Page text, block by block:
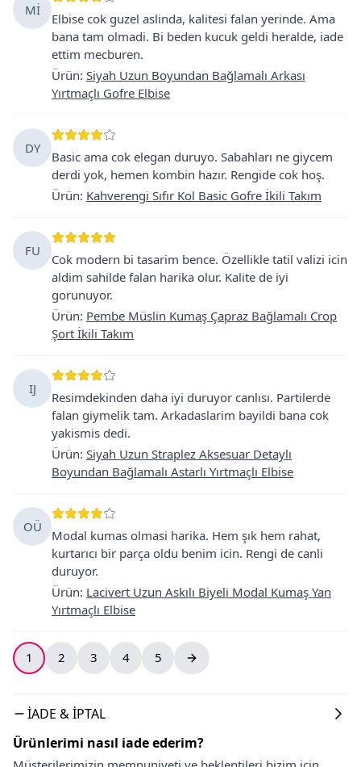
Mİ
Elbise cok guzel aslinda, kalitesi falan yerinde. Ama
bana tam olmadi. Bi beden kucuk geldi heralde, iade
ettim mecburen.
Ürün: Siyah Uzun Boyundan Bağlamalı Arkası
Yırtmaçlı Gofre Elbise
DY
Basic ama cok elegan duruyo. Sabahları ne giycem
derdi yok, hemen kombin hazır. Rengide cok hoş.
Ürün: Kahverengi Sıfır Kol Basic Gofre İkili Takım
FU
Cok modern bi tasarim bence. Özellikle tatil valizi icin
aldim sahilde falan harika olur. Kalite de iyi
gorunuyor.
Ürün: Pembe Müslin Kumaş Çapraz Bağlamalı Crop
Şort İkili Takım
IJ
Resimdekinden daha iyi duruyor canlısı. Partilerde
falan giymelik tam. Arkadaslarim bayildi bana cok
yakismis dedi.
Ürün: Siyah Uzun Straplez Aksesuar Detaylı
Boyundan Bağlamalı Astarlı Yırtmaçlı Elbise
OÜ
Modal kumas olmasi harika. Hem şık hem rahat,
kurtarıcı bir parça oldu benim icin. Rengi de canli
duruyor.
Ürün: Lacivert Uzun Askılı Biyeli Modal Kumaş Yan
Yırtmaçlı Elbise
1 2 3 4 5
İADE & İPTAL
Ürünlerimi nasıl iade ederim?